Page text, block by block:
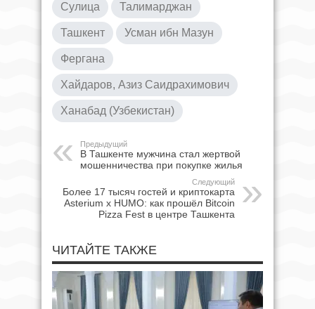
Сулица Талимарджан
Ташкент Усман ибн Мазун
Фергана
Хайдаров, Азиз Саидрахимович
Ханабад (Узбекистан)
Предыдущий
В Ташкенте мужчина стал жертвой
мошенничества при покупке жилья
Следующий
Более 17 тысяч гостей и криптокарта
Asterium x HUMO: как прошёл Bitcoin
Pizza Fest в центре Ташкента
ЧИТАЙТЕ ТАКЖЕ